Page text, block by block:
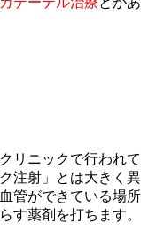
リニックで行われて
注射」とは大きく異
管ができている場所
す薬剤を打ちます。